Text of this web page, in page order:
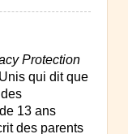
Protection
qui dit que
13 ans
des parents